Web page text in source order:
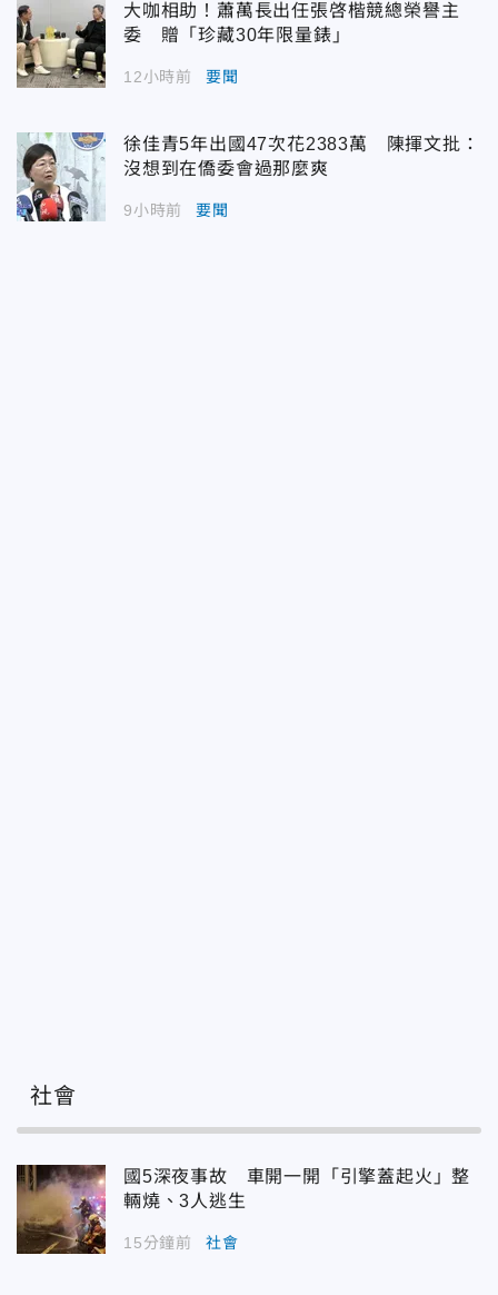
大咖相助！蕭萬長出任張啓楷競總榮譽主
委 贈「珍藏30年限量錶」
12小時前 要聞
徐佳青5年出國47次花2383萬 陳揮文批：
沒想到在僑委會過那麼爽
9小時前 要聞
社會
國5深夜事故 車開一開「引擎蓋起火」整
輛燒、3人逃生
15分鐘前 社會